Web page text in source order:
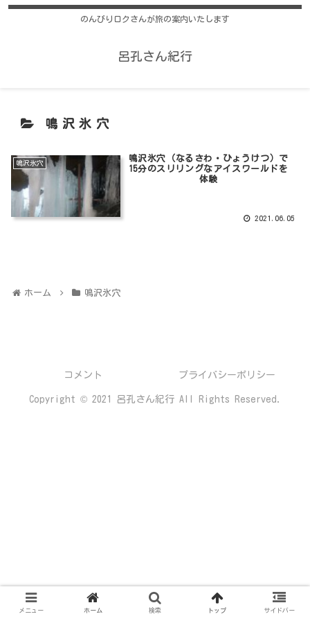
のんびりロクさんが旅の案内いたします
呂孔さん紀行
鳴沢氷穴
鳴沢氷穴
鳴沢氷穴（なるさわ・ひょうけつ）で
15分のスリリングなアイスワールドを
体験
2021.06.05
ホーム 鳴沢氷穴
コメント プライバシーポリシー
Copyright © 2021 呂孔さん紀行 All Rights Reserved.
メニュー ホーム 検索 トップ サイドバー